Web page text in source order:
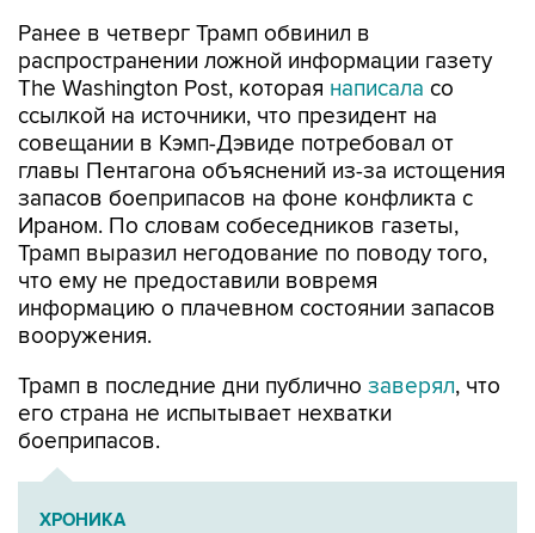
Ранее в четверг Трамп обвинил в
распространении ложной информации газету
The Washington Post, которая написала со
ссылкой на источники, что президент на
совещании в Кэмп-Дэвиде потребовал от
главы Пентагона объяснений из-за истощения
запасов боеприпасов на фоне конфликта с
Ираном. По словам собеседников газеты,
Трамп выразил негодование по поводу того,
что ему не предоставили вовремя
информацию о плачевном состоянии запасов
вооружения.
Трамп в последние дни публично заверял, что
его страна не испытывает нехватки
боеприпасов.
ХРОНИКА